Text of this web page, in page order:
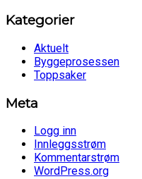
Kategorier
Aktuelt
Byggeprosessen
Toppsaker
Meta
Logg inn
Innleggsstrøm
Kommentarstrøm
WordPress.org